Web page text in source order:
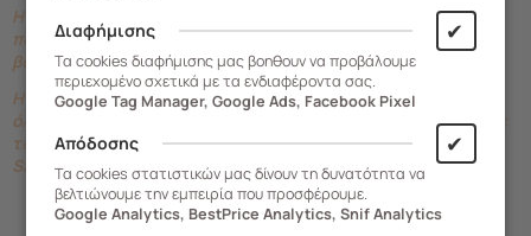
Η πιστοποίηση TUV
είναι παγκοσμίως γνωστή ως σύμβολο
που πιστοποιεί την ποιότητα, την ασφάλεια και την
βιωσιμότητα των προϊόντων.
Η πιστοποίηση GS ''υπογράφει''ότι το προϊόν έχει περάσει
όλους τους απαιτούμενους ελέγχους και συμμορφώνεται με
τις νομοθετημένες προδιαγραφές της German Product
Safety Act (ProdSG).
Διαφήμισης ✔
Τα cookies διαφήμισης μας βοηθουν να προβάλουμε
περιεχομένο σχετικά με τα ενδιαφέροντα σας.
Google Tag Manager, Google Ads, Facebook Pixel
Απόδοσης ✔
Τα cookies στατιστικών μας δίνουν τη δυνατότητα να
βελτιώνουμε την εμπειρία που προσφέρουμε.
Google Analytics, BestPrice Analytics, Snif Analytics